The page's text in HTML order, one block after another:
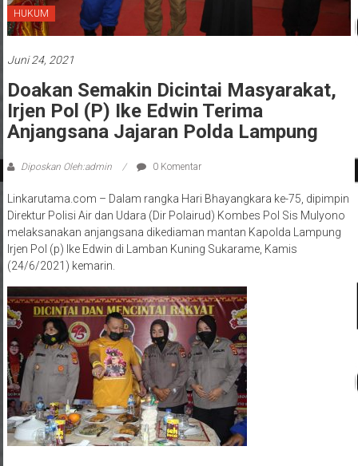
HUKUM
Juni 24, 2021
Doakan Semakin Dicintai Masyarakat,
Irjen Pol (P) Ike Edwin Terima
Anjangsana Jajaran Polda Lampung
Diposkan Oleh:admin 0 Komentar
Linkarutama.com – Dalam rangka Hari Bhayangkara ke-75, dipimpin
Direktur Polisi Air dan Udara (Dir Polairud) Kombes Pol Sis Mulyono
melaksanakan anjangsana dikediaman mantan Kapolda Lampung
Irjen Pol (p) Ike Edwin di Lamban Kuning Sukarame, Kamis
(24/6/2021) kemarin.